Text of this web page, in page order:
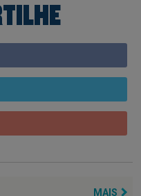
MAIS